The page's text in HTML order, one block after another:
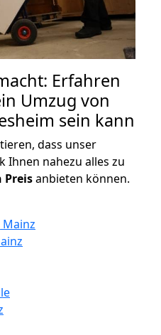
Erfahren
Umzug von
sein kann
dass unser
Ihnen nahezu alles zu
Preisanbieten können.